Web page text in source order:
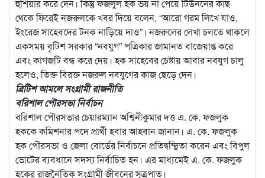
হুশিয়ার করে দেন। কিন্তু ফজলুল হক ভয় না পেয়ে টিউননের কাছ
থেকে ফিরেই নজরুলকে খবর দিয়ে বলেন, “আরো গরম লিখে যাও,
ইংরেজ সাহেবদের টনক নাড়িয়ে দাও”। নজরুলের লেখা চলতে থাকলে
একসময় বৃটিশ সরকার “নবযুগ” পত্রিকার জামানত বাজেয়াপ্ত করে
এবং কাগজটি বন্ধ করে দেয়। হক সাহেবের চেষ্টায় আবার নবযুগ চালু
হলেও, তিক্ত বিরক্ত নজরুল নবযুগের কাজ ছেড়ে দেন।
ব্রিটিশ আমলে সংগ্রামী রাজনীতি
বরিশাল পৌরসভা নির্বাচন
বরিশাল পৌরসভার চেয়ারম্যান অশ্বিনীকুমার দত্ত এ. কে. ফজলুক
হককে কমিশনার পদে প্রার্থী হবার আহবান জানান। এ. কে. ফজলুক
হক পৌরসভা ও জেলা বোর্ডের নির্বাচনে প্রতিদ্বন্দ্ব্বিতা করেন এবং বিপুল
ভোটের ব্যবধানে সদস্য নির্বাচিত হন। এর মাধ্যমেই এ. কে. ফজলুক
হকের রাজনৈতিক সংগ্রামী জীবনের সূত্রপাত।